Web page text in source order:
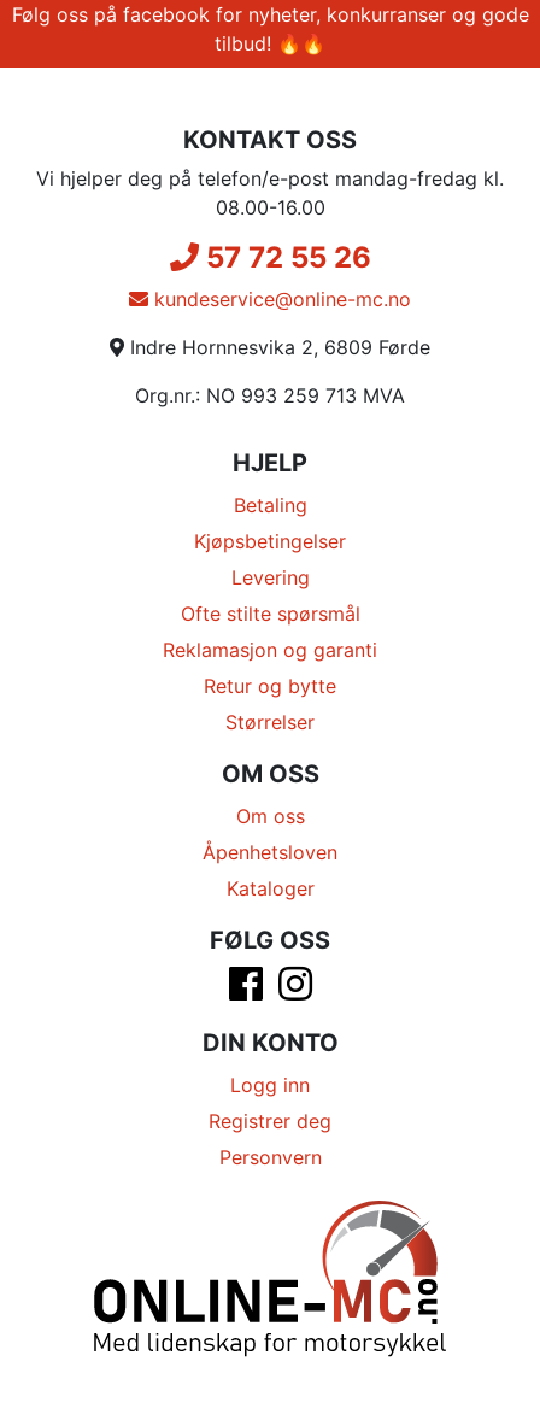
Følg oss på facebook for nyheter, konkurranser og gode
tilbud! 🔥🔥
KONTAKT OSS
Vi hjelper deg på telefon/e-post mandag-fredag kl.
08.00-16.00
57 72 55 26
kundeservice@online-mc.no
Indre Hornnesvika 2, 6809 Førde
Org.nr.: NO 993 259 713 MVA
HJELP
Betaling
Kjøpsbetingelser
Levering
Ofte stilte spørsmål
Reklamasjon og garanti
Retur og bytte
Størrelser
OM OSS
Om oss
Åpenhetsloven
Kataloger
FØLG OSS
DIN KONTO
Logg inn
Registrer deg
Personvern